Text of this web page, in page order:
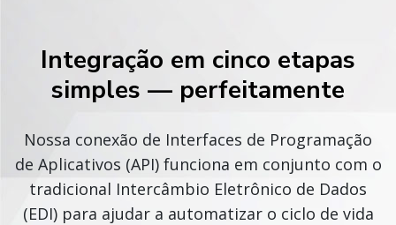
Integração em cinco etapas
simples — perfeitamente
Nossa conexão de Interfaces de Programação
de Aplicativos (API) funciona em conjunto com o
tradicional Intercâmbio Eletrônico de Dados
(EDI) para ajudar a automatizar o ciclo de vida